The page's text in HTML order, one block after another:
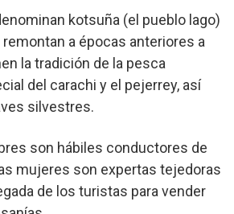
kotsuña (el pueblo lago)
a épocas anteriores a
la tradición de la pesca
del carachi y el pejerrey, así
silvestres.
son hábiles conductores de
mujeres son expertas tejedoras
de los turistas para vender